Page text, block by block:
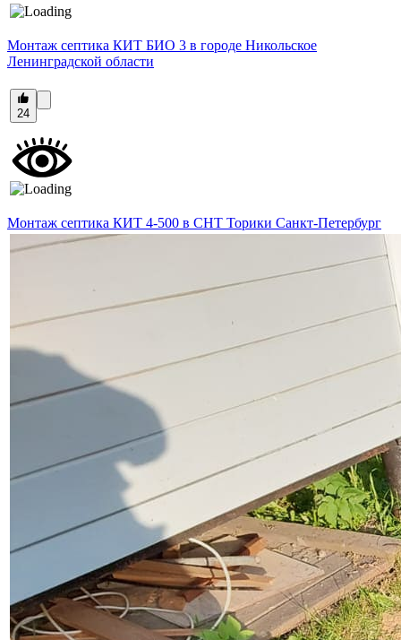
Монтаж септика КИТ БИО 3 в городе Никольское
Ленинградской области
24
Монтаж септика КИТ 4-500 в СНТ Торики Санкт-Петербург